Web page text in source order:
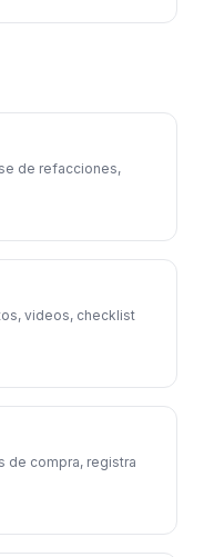
de refacciones,
videos, checklist
de compra, registra